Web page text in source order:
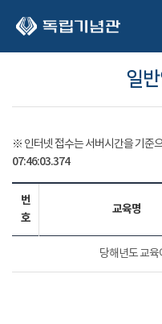
일
※ 인터넷 접수는 서버시간을 기준
07:46:03.384
번
호
교육명
당해년도 교